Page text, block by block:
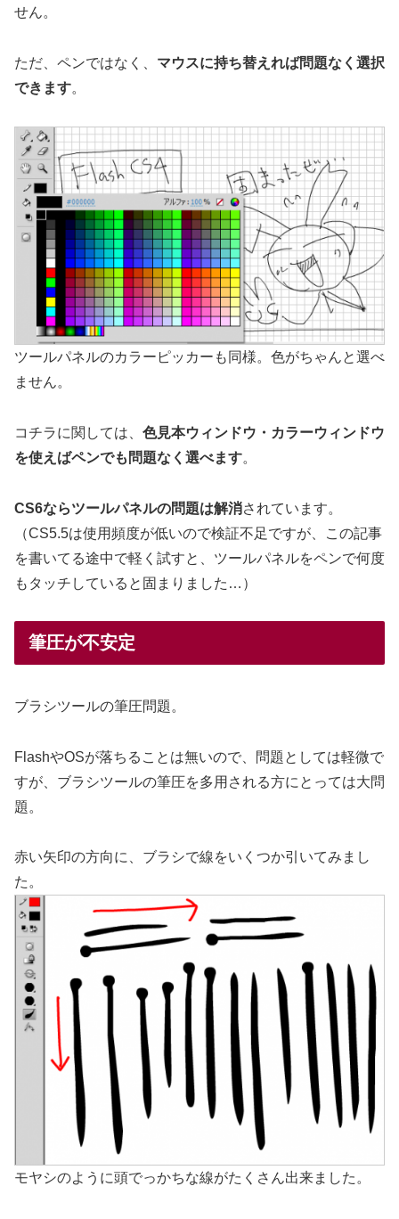
せん。
ただ、ペンではなく、 マウスに持ち替えれば問題なく選択
できます。
ツールパネルのカラーピッカーも同様。色がちゃんと選べ
ません。
コチラに関しては、 色見本ウィンドウ・カラーウィンドウ
を使えばペンでも問題なく選べます。
CS6ならツールパネルの問題は解消されています。
（CS5.5は使用頻度が低いので検証不足ですが、この記事
を書いてる途中で軽く試すと、ツールパネルをペンで何度
もタッチしていると固まりました…）
筆圧が不安定
ブラシツールの筆圧問題。
FlashやOSが落ちることは無いので、問題としては軽微で
すが、ブラシツールの筆圧を多用される方にとっては大問
題。
赤い矢印の方向に、ブラシで線をいくつか引いてみまし
た。
モヤシのように頭でっかちな線がたくさん出来ました。